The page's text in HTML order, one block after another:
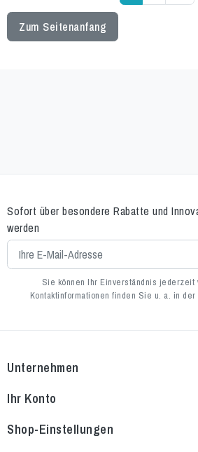
Zum Seitenanfang
Sofort über besondere Rabatte und
werden
Sie können Ihr Einverständnis
Kontaktinformationen finden Sie u. a. in
Unternehmen
Ihr Konto
Shop-Einstellungen